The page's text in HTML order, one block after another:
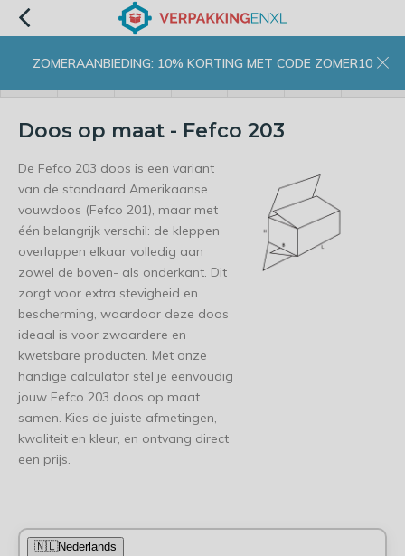
ZOMERAANBIEDING: 10% KORTING MET CODE ZOMER10
Doos op maat - Fefco 203
De Fefco 203 doos is een variant
van de standaard Amerikaanse
vouwdoos (Fefco 201), maar met
één belangrijk verschil: de kleppen
overlappen elkaar volledig aan
zowel de boven- als onderkant. Dit
zorgt voor extra stevigheid en
bescherming, waardoor deze doos
ideaal is voor zwaardere en
kwetsbare producten. Met onze
handige calculator stel je eenvoudig
jouw Fefco 203 doos op maat
samen. Kies de juiste afmetingen,
kwaliteit en kleur, en ontvang direct
een prijs.